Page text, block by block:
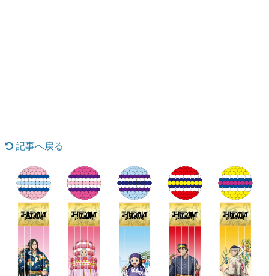
なんでゲームは面白い？
ゲーム開発者・hamatsu氏がゲームの魅力を画面や操作の
具体的な形から解き明かしていく、硬派で骨太な評論連載
です。
ゲームが変えた日本語
「経験値」「裏技」「ラスボス」… ゲームにまつわる言葉
の起源や用法の変遷を、コンピューター文化史研究家・タ
イニーP氏が徹底調査。
カテゴリ
記事へ戻る